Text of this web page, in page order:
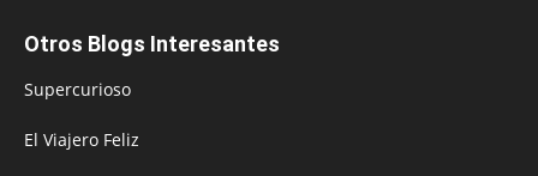
Otros Blogs Interesantes
Supercurioso
El Viajero Feliz